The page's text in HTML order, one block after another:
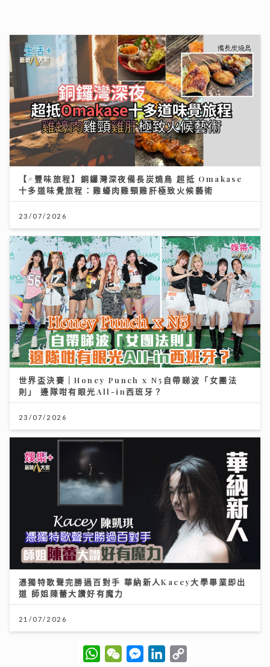
【#豐味旅程】銅鑼灣深夜備長炭燒鳥 超抵 Omakase
十多道味覺旅程：雞蠔肉雞頸雞肝極致火候藝術
23/07/2026
世界盃決賽｜Honey Punch x N5自帶睇波「女團法
則」 邊隊咁有眼光All-in西班牙？
23/07/2026
憑獨特歌聲完勝過百對手 華納新人Kacey大學畢業即出
道 師姐陳蕾大讚好有魔力
21/07/2026
W
h
W
e
M
e
L